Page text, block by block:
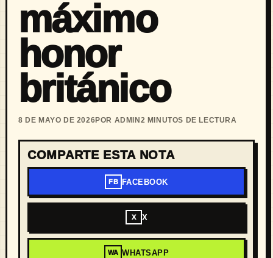
máximo
honor
británico
8 DE MAYO DE 2026POR ADMIN 2 MINUTOS DE LECTURA
COMPARTE ESTA NOTA
FB FACEBOOK
X X
WA WHATSAPP